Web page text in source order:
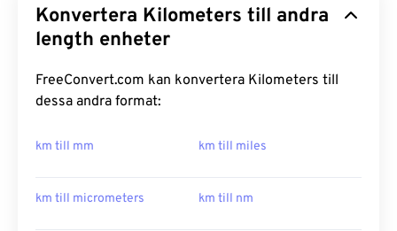
Konvertera Kilometers till andra
length enheter
FreeConvert.com kan konvertera Kilometers till
dessa andra format:
km till mm km till miles
km till micrometers km till nm